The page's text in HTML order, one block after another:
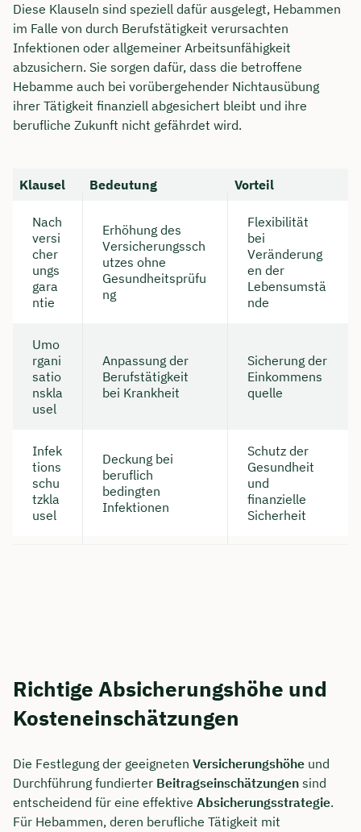
Diese Klauseln sind speziell dafür ausgelegt, Hebammen
im Falle von durch Berufstätigkeit verursachten
Infektionen oder allgemeiner Arbeitsunfähigkeit
abzusichern. Sie sorgen dafür, dass die betroffene
Hebamme auch bei vorübergehender Nichtausübung
ihrer Tätigkeit finanziell abgesichert bleibt und ihre
berufliche Zukunft nicht gefährdet wird.
Klausel Bedeutung Vorteil
Nach
versi
cher
ungs
gara
ntie
Erhöhung des
Versicherungssch
utzes ohne
Gesundheitsprüfu
ng
Flexibilität
bei
Veränderung
en der
Lebensumstä
nde
Umo
rgani
satio
nskla
usel
Anpassung der
Berufstätigkeit
bei Krankheit
Sicherung der
Einkommens
quelle
Infek
tions
schu
tzkla
usel
Deckung bei
beruflich
bedingten
Infektionen
Schutz der
Gesundheit
und
finanzielle
Sicherheit
Richtige Absicherungshöhe und
Kosteneinschätzungen
Die Festlegung der geeigneten Versicherungshöhe und
Durchführung fundierter Beitragseinschätzungen sind
entscheidend für eine effektive Absicherungsstrategie.
Für Hebammen, deren berufliche Tätigkeit mit